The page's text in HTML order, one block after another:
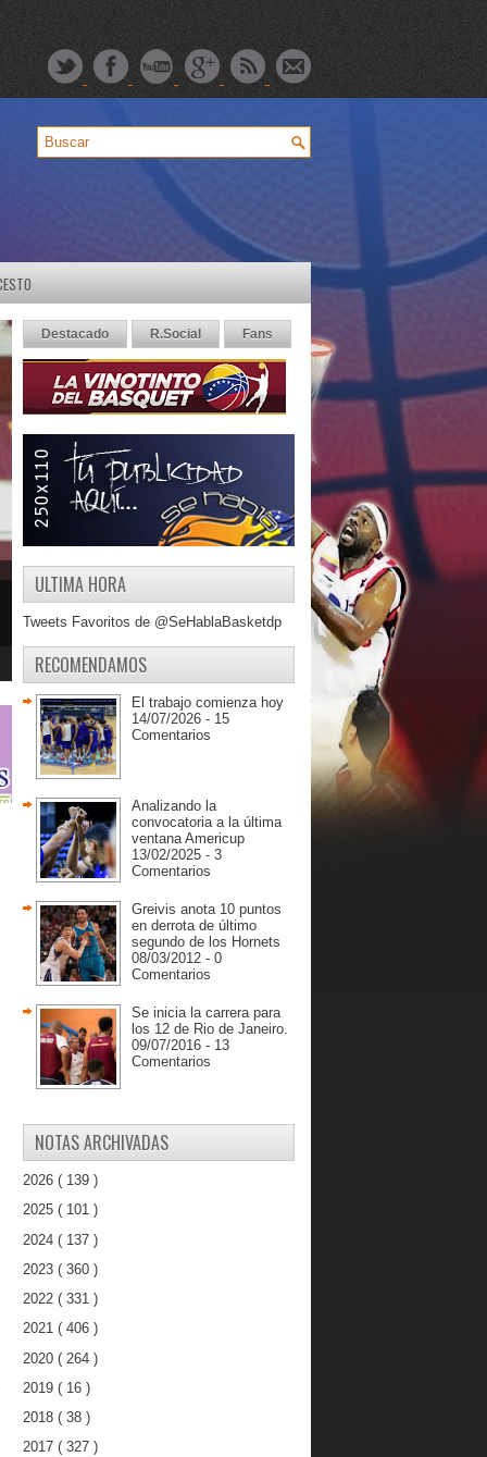
Destacado R.Social Fans
ULTIMA HORA
Tweets Favoritos de @SeHablaBasketdp
RECOMENDAMOS
El trabajo comienza hoy
14/07/2026 - 15
Comentarios
Analizando la
convocatoria a la última
ventana Americup
13/02/2025 - 3
Comentarios
Greivis anota 10 puntos
en derrota de último
segundo de los Hornets
08/03/2012 - 0
Comentarios
Se inicia la carrera para
los 12 de Rio de Janeiro.
09/07/2016 - 13
Comentarios
NOTAS ARCHIVADAS
2026 ( 139 )
2025 ( 101 )
2024 ( 137 )
2023 ( 360 )
2022 ( 331 )
2021 ( 406 )
2020 ( 264 )
2019 ( 16 )
2018 ( 38 )
2017 ( 327 )